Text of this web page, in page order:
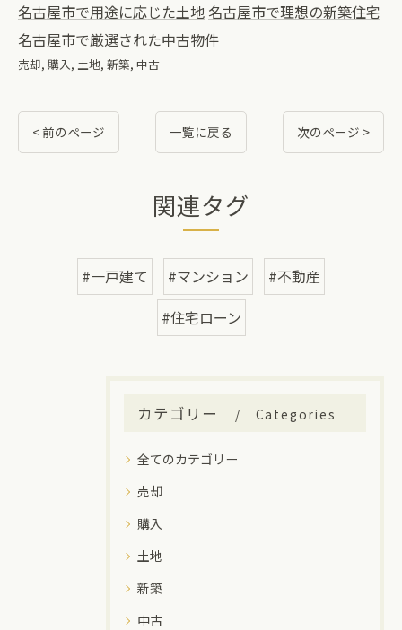
名古屋市で用途に応じた土地 名古屋市で理想の新築住宅
名古屋市で厳選された中古物件
売却 購入 土地 新築 中古
< 前のページ 一覧に戻る 次のページ >
関連タグ
#一戸建て #マンション
#不動産
#住宅ローン
カテゴリー Categories
全てのカテゴリー
売却
購入
土地
新築
中古